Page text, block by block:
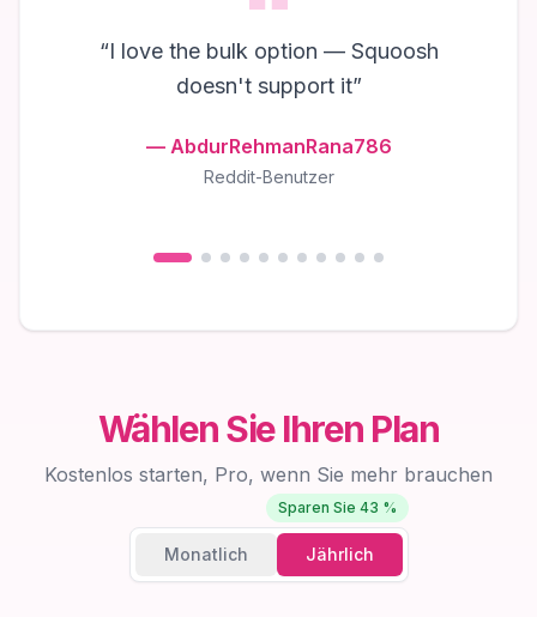
“I love the bulk option — Squoosh
doesn't support it”
— AbdurRehmanRana786
Reddit-Benutzer
Wählen Sie Ihren Plan
Kostenlos starten, Pro, wenn Sie mehr brauchen
Sparen Sie 43 %
Monatlich Jährlich